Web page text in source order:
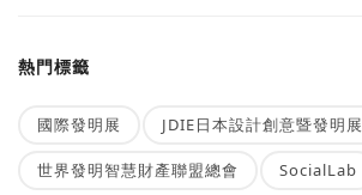
熱門標籤
國際發明展 JDIE日本設計創意暨發明展
世界發明智慧財產聯盟總會 SocialLab